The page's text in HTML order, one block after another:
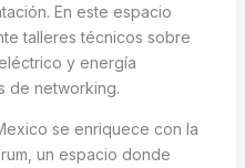
En este espacio
talleres técnicos sobre
y energía
de networking.
se enriquece con la
un espacio donde